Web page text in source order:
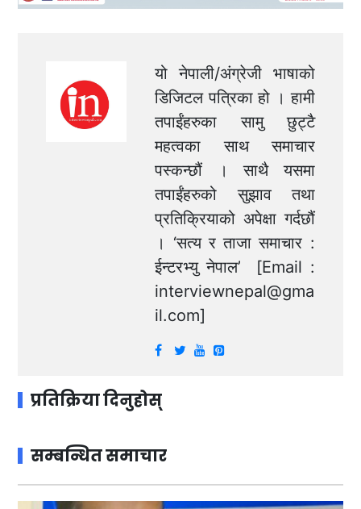
यो नेपाली/अंग्रेजी भाषाको
डिजिटल पत्रिका हो । हामी
तपाईंहरुका सामु छुट्टै
महत्वका साथ समाचार
पस्कन्छौं । साथै यसमा
तपाईंहरुको सुझाव तथा
प्रतिक्रियाको अपेक्षा गर्दछौं
। ‘सत्य र ताजा समाचार :
ईन्टरभ्यु नेपाल’ [Email :
interviewnepal@gma
il.com]
प्रतिक्रिया दिनुहोस्
सम्बन्धित समाचार